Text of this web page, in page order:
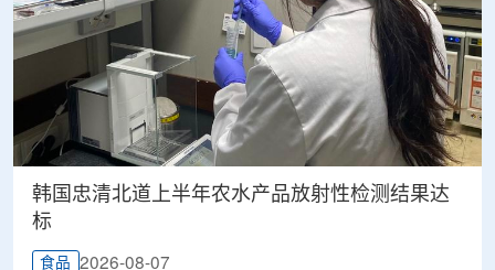
韩国忠清北道上半年农水产品放射性检测结果达
标
食品 2026-08-07